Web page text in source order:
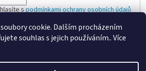
cookie. Dalším procházením
souhlas s jejich používáním.. Více
spodmínkami ochrany osobních údajů